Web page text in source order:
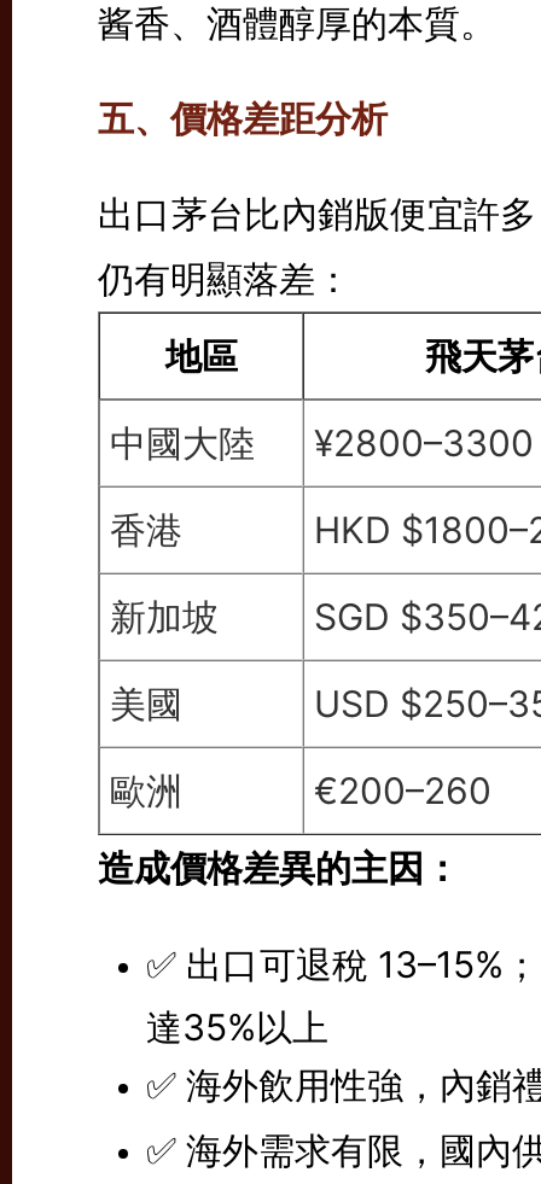
酱香、酒體醇厚的本質。
五、價格差距分析
出口茅台比內銷版便宜許
仍有明顯落差：
地區
飛天
中國大陸
¥2800–3300
香港
HKD
新加坡
SGD
美國
USD
歐洲
€200–260
造成價格差異的主因：
✅ 出口可退稅 13–15%
達35%以上
✅ 海外飲用性強，內銷
✅ 海外需求有限，國內